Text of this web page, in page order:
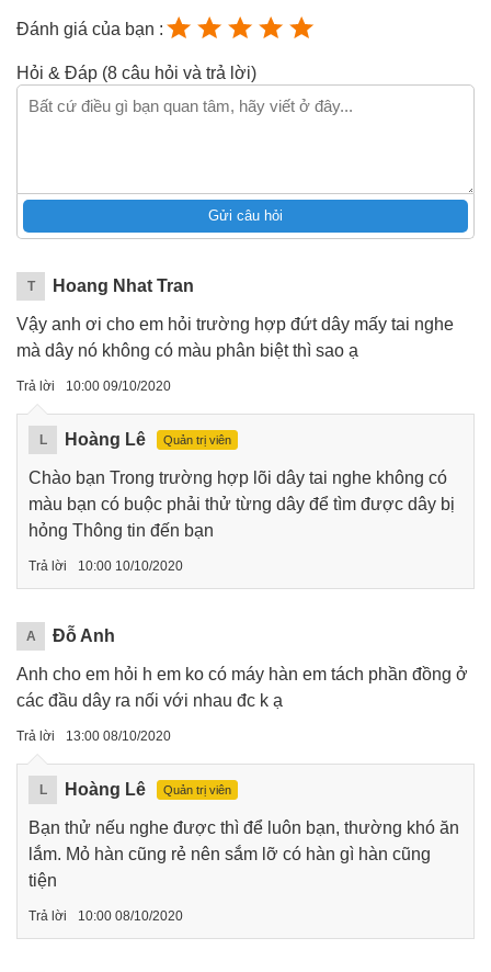
Đánh giá của bạn :
Hỏi & Đáp (8 câu hỏi và trả lời)
Gửi câu hỏi
T Hoang Nhat Tran
Vậy anh ơi cho em hỏi trường hợp đứt dây mấy tai nghe
mà dây nó không có màu phân biệt thì sao ạ
Trả lời 10:00 09/10/2020
L Hoàng Lê Quản trị viên
Chào bạn Trong trường hợp lõi dây tai nghe không có
màu bạn có buộc phải thử từng dây để tìm được dây bị
hỏng Thông tin đến bạn
Trả lời 10:00 10/10/2020
A Đỗ Anh
Anh cho em hỏi h em ko có máy hàn em tách phần đồng ở
các đầu dây ra nối với nhau đc k ạ
Trả lời 13:00 08/10/2020
L Hoàng Lê Quản trị viên
Bạn thử nếu nghe được thì để luôn bạn, thường khó ăn
lắm. Mỏ hàn cũng rẻ nên sắm lỡ có hàn gì hàn cũng
tiện
Trả lời 10:00 08/10/2020